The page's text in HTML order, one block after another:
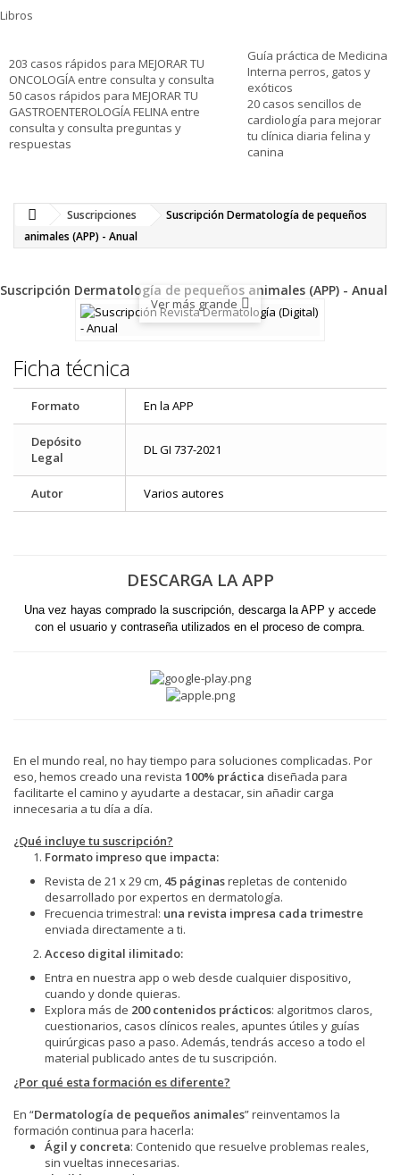
Libros
203 casos rápidos para MEJORAR TU
ONCOLOGÍA entre consulta y consulta
50 casos rápidos para MEJORAR TU
GASTROENTEROLOGÍA FELINA entre
consulta y consulta preguntas y
respuestas
Guía práctica de Medicina
Interna perros, gatos y
exóticos
20 casos sencillos de
cardiología para mejorar
tu clínica diaria felina y
canina
Suscripciones
Suscripción Dermatología de pequeños
animales (APP) - Anual
Suscripción Dermatología de pequeños animales (APP) - Anual
Ver más grande
Ficha técnica
Formato En la APP
Depósito
Legal
DL GI 737-2021
Autor Varios autores
DESCARGA LA APP
Una vez hayas comprado la suscripción, descarga la APP y accede
con el usuario y contraseña utilizados en el proceso de compra.
En el mundo real, no hay tiempo para soluciones complicadas. Por
eso, hemos creado una revista 100% práctica diseñada para
facilitarte el camino y ayudarte a destacar, sin añadir carga
innecesaria a tu día a día.
¿Qué incluye tu suscripción?
Formato impreso que impacta:
Revista de 21 x 29 cm, 45 páginasrepletas de contenido
desarrollado por expertos en dermatología.
Frecuencia trimestral: una revista impresa cada trimestre
enviada directamente a ti.
Acceso digital ilimitado:
Entra en nuestra app o web desde cualquier dispositivo,
cuando y donde quieras.
Explora más de 200 contenidos prácticos: algoritmos claros,
cuestionarios, casos clínicos reales, apuntes útiles y guías
quirúrgicas paso a paso. Además, tendrás acceso a todo el
material publicado antes de tu suscripción.
¿Por qué esta formación es diferente?
En “Dermatología de pequeños animales” reinventamos la
formación continua para hacerla:
Ágil y concreta: Contenido que resuelve problemas reales,
sin vueltas innecesarias.